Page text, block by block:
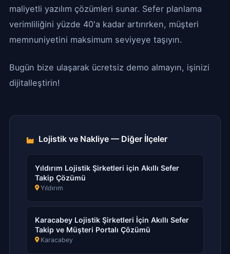
maliyetli yazılım çözümleri sunar. Sefer planlama
verimliliğini yüzde 40'a kadar artırırken, müşteri
memnuniyetini maksimum seviyeye taşıyın.
Bugün bize ulaşarak ücretsiz demo almayın, işinizi
dijitalleştirin!
Lojistik ve Nakliye — Diğer İlçeler
Yıldırım Lojistik Şirketleri için Akıllı Sefer
Takip Çözümü
Yıldırım
Karacabey Lojistik Şirketleri İçin Akıllı Sefer
Takip ve Müşteri Portalı Çözümü
Karacabey